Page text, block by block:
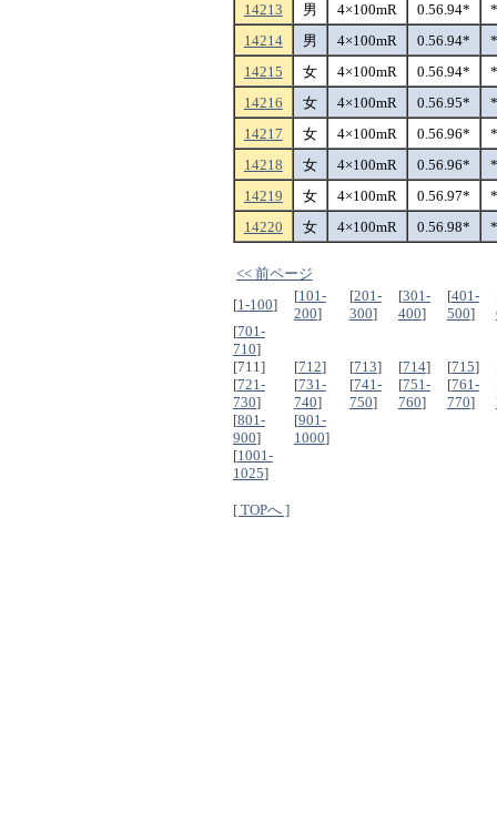
14213
男 4×100mR 0.56.94*
*
14214
男 4×100mR 0.56.94*
*
14215
女 4×100mR 0.56.94*
*
14216
女 4×100mR 0.56.95*
*
14217
女 4×100mR 0.56.96*
*
14218
女 4×100mR 0.56.96*
*
14219
女 4×100mR 0.56.97*
*
14220
女 4×100mR 0.56.98* *
<< 前ページ
[1-100]
[101-
200]
[201-
300]
[301-
400]
[401-
500]
[701-
710]
[711]
[712] [713] [714] [715]
[721-
730]
[731-
740]
[741-
750]
[751-
760]
[761-
770]
[801-
900]
[901-
1000]
[1001-
1025]
[ TOPへ ]